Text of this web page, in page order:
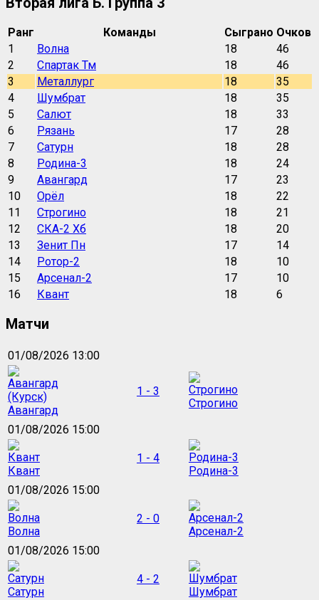
Ранг Команды Сыграно Очков
1
Волна 18
46
2
Спартак Тм 18
46
3
Металлург 18
35
4
Шумбрат 18
35
5
Салют 18
33
6
Рязань 17
28
7
Сатурн 18
28
8
Родина-3 18
24
9
Авангард 17
23
10
Орёл 18
22
11
Строгино 18
21
12
СКА-2 Хб 18
20
13
Зенит Пн 17
14
14
Ротор-2 18
10
15
Арсенал-2 17
10
16
Квант 18 6
Матчи
01/08/2026 13:00
Авангард
1 - 3
Строгино
01/08/2026 15:00
Квант
1 - 4
Родина-3
01/08/2026 15:00
Волна
2 - 0
Арсенал-2
01/08/2026 15:00
Сатурн
4 - 2
Шумбрат